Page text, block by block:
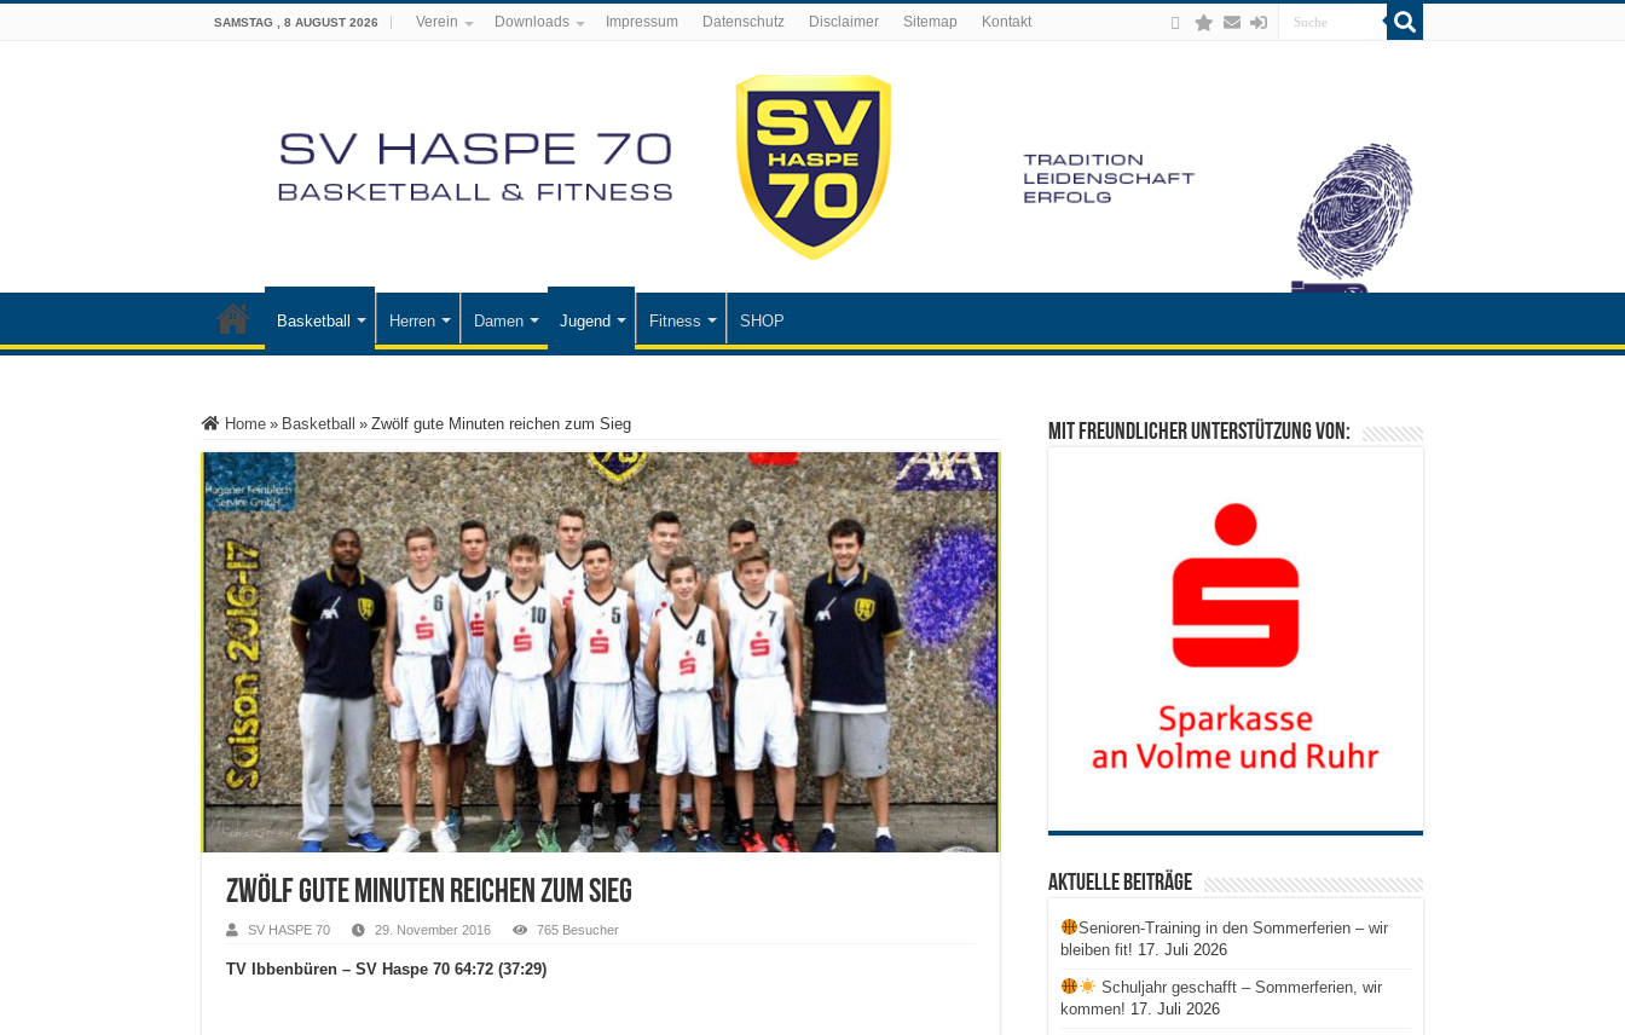
SAMSTAG , 8 AUGUST 2026 Verein Downloads Impressum Datenschutz Disclaimer Sitemap Kontakt
Basketball Herren Damen Jugend Fitness SHOP
Home » Basketball » Zwölf gute Minuten reichen zum Sieg
Zwölf gute Minuten reichen zum Sieg
SV HASPE 70 29. November 2016 765 Besucher
TV Ibbenbüren – SV Haspe 70 64:72 (37:29)
Mit freundlicher Unterstützung von:
Aktuelle Beiträge
Senioren-Training in den Sommerferien – wir
bleiben fit! 17. Juli 2026
Schuljahr geschafft – Sommerferien, wir
kommen! 17. Juli 2026